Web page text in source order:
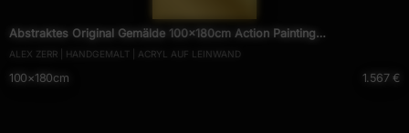
Abstraktes Original Gemälde 100x180cm Action Painting
zeitgenössisch auf Leinwand Fluid Painting weiß bunt grün hochwertig
ALEX ZERR | HANDGEMALT | ACRYL AUF LEINWAND
100×180cm 1.567 €